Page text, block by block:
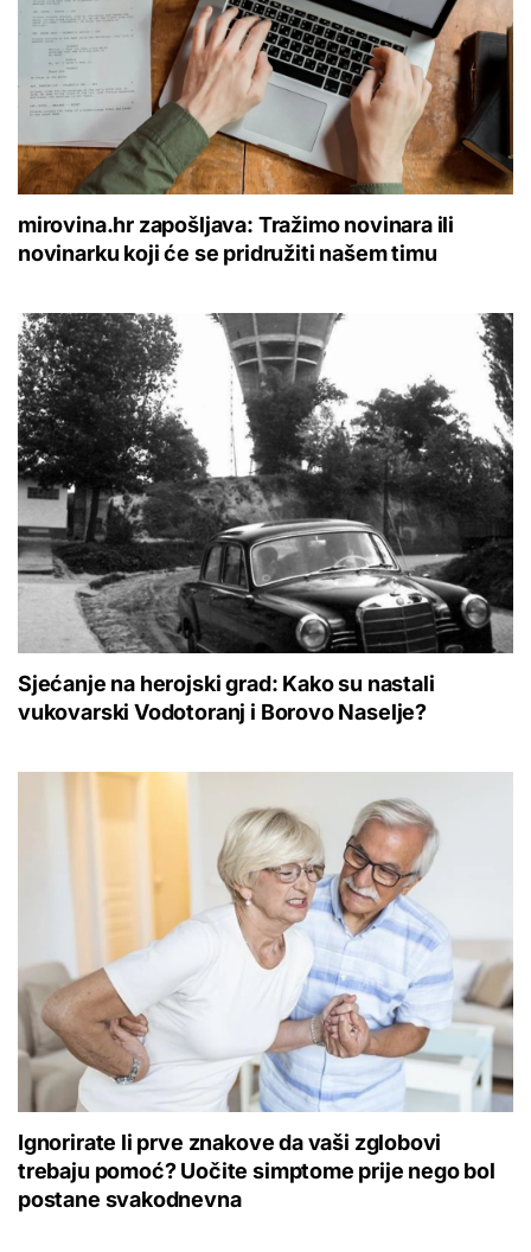
mirovina.hr zapošljava: Tražimo novinara ili
novinarku koji će se pridružiti našem timu
Sjećanje na herojski grad: Kako su nastali
vukovarski Vodotoranj i Borovo Naselje?
Ignorirate li prve znakove da vaši zglobovi
trebaju pomoć? Uočite simptome prije nego bol
postane svakodnevna